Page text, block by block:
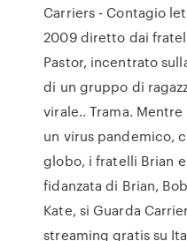
Carriers - Contagio
2009 diretto dai
Pastor, incentrato
di un gruppo di
virale.. Trama.
un virus pandemico,
globo, i fratelli Brian e
fidanzata di Brian,
Kate, si Guarda
streaming gratis su